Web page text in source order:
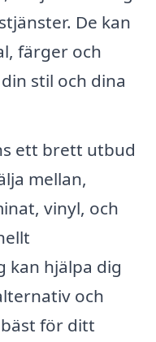
De kan
färger och
stil och dina
ett brett utbud
mellan,
vinyl, och
kan hjälpa dig
och
för ditt